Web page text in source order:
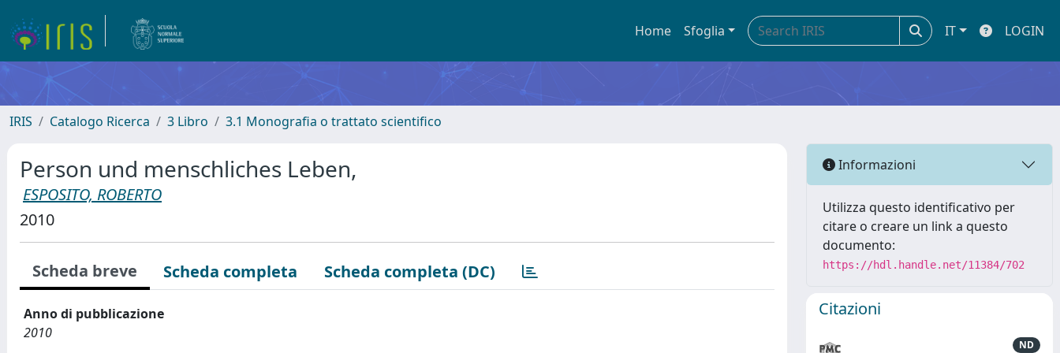
Home Sfoglia IT LOGIN
IRIS Catalogo Ricerca 3 Libro 3.1 Monografia o trattato scientifico
Person und menschliches Leben,
ESPOSITO, ROBERTO
2010
Scheda breve Scheda completa Scheda completa (DC)
Anno di pubblicazione
2010
Informazioni
Utilizza questo identificativo per
citare o creare un link a questo
documento:
https://hdl.handle.net/11384/702
Citazioni
ND